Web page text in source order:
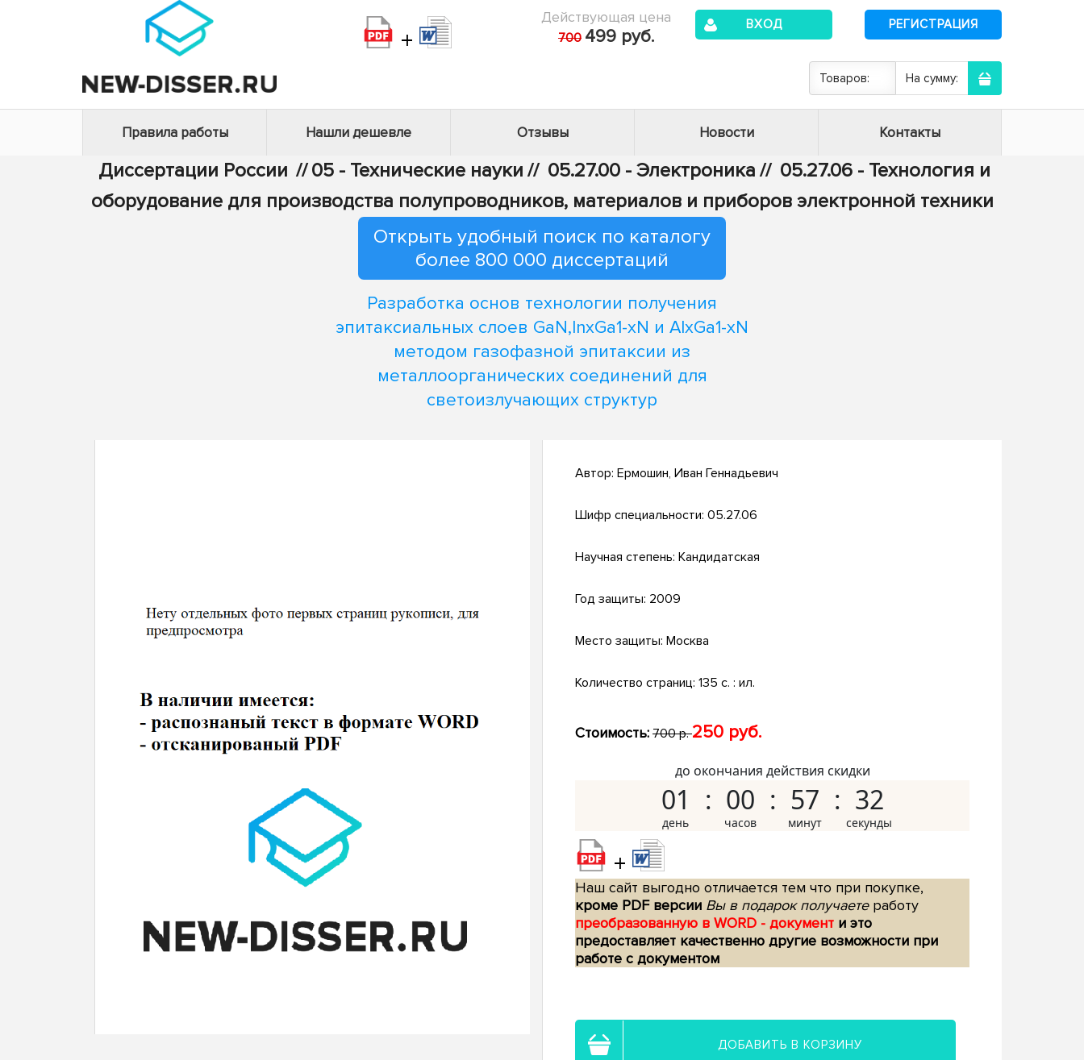
+
Действующая цена
700 499 руб.
ВХОД РЕГИСТРАЦИЯ
Товаров: На сумму:
Правила работы Нашли дешевле Отзывы Новости Контакты
Диссертации России // 05 - Технические науки // 05.27.00 - Электроника // 05.27.06 - Технология и
оборудование для производства полупроводников, материалов и приборов электронной техники
Открыть удобный поиск по каталогу
более 800 000 диссертаций
Разработка основ технологии получения
эпитаксиальных слоев GaN,InxGa1-xN и AlxGa1-xN
методом газофазной эпитаксии из
металлоорганических соединений для
светоизлучающих структур
Автор: Ермошин, Иван Геннадьевич
Шифр специальности: 05.27.06
Научная степень: Кандидатская
Год защиты: 2009
Место защиты: Москва
Количество страниц: 135 с. : ил.
Стоимость: 700 р.250 руб.
до окончания действия скидки
01 00 57 31
+
Наш сайт выгодно отличается тем что при покупке,
кроме PDF версии Вы в подарок получаетеработу
преобразованную в WORD - документ и это
предоставляет качественно другие возможности при
работе с документом
ДОБАВИТЬ В КОРЗИНУ